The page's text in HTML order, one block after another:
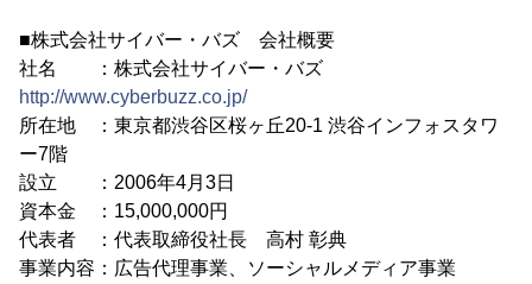
■株式会社サイバー・バズ 会社概要
社名 ：株式会社サイバー・バズ
http://www.cyberbuzz.co.jp/
所在地 ：東京都渋谷区桜ヶ丘20-1 渋谷インフォスタワ
ー7階
設立 ：2006年4月3日
資本金 ：15,000,000円
代表者 ：代表取締役社長 高村 彰典
事業内容：広告代理事業、ソーシャルメディア事業